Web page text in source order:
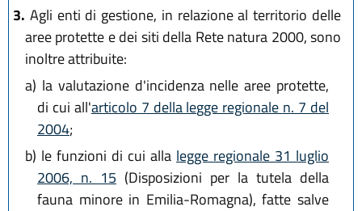
3. Agli enti di gestione, in relazione al territorio delle
aree protette e dei siti della Rete natura 2000, sono
inoltre attribuite:
a) la valutazione d'incidenza nelle aree protette,
di cui all'articolo 7 della legge regionale n. 7 del
2004;
b) le funzioni di cui alla legge regionale 31 luglio
2006, n. 15 (Disposizioni per la tutela della
fauna minore in Emilia-Romagna), fatte salve